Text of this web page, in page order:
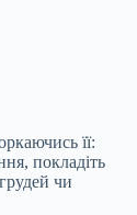
її:
покладіть
чи